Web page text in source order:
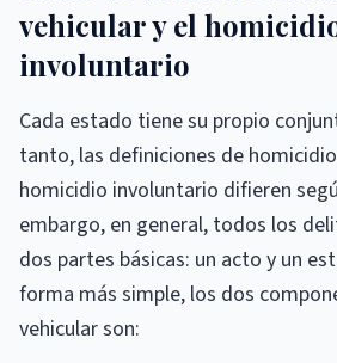
vehicular y el
involuntario
Cada estado tiene su propio
tanto, las definiciones de
homicidio involuntario difieren
embargo, en general, todos los
dos partes básicas: un acto y un
forma más simple, los dos
vehicular son: